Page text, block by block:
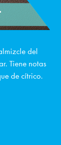
del
Tiene notas
de cítrico.